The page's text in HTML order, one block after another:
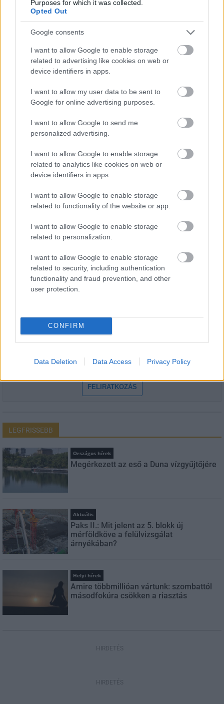
Purposes for which it was collected.
Opted Out
Google consents
I want to allow Google to enable storage
related to advertising like cookies on web or
device identifiers in apps.
I want to allow my user data to be sent to
Google for online advertising purposes.
I want to allow Google to send me
personalized advertising.
I want to allow Google to enable storage
related to analytics like cookies on web or
device identifiers in apps.
I want to allow Google to enable storage
related to functionality of the website or app.
I want to allow Google to enable storage
related to personalization.
I want to allow Google to enable storage
related to security, including authentication
functionality and fraud prevention, and other
user protection.
CONFIRM
Data Deletion Data Access Privacy Policy
Látlelet a hazai víziközművekről? Egyetlen, fél
évszázados vezetéken múlt Bicske vízellátása
Helyi hírek
Gyárleállításokkal és átszervezett termeléssel
STRABAG
HÍRLEVÉL
Feliratkozom a hírlevélre és elfogadom az
adatvédelmi
szabályzatot!
FELIRATKOZÁS
LEGFRISSEBB
Országos hírek
Megérkezett az eső a Duna vízgyűjtőjére
Aktuális
Paks II.: Mit jelent az 5. blokk új
mérföldköve a felülvizsgálat
árnyékában?
Helyi hírek
Amire többmillióan vártunk: szombattól
másodfokúra csökken a riasztás
HIRDETÉS
HIRDETÉS